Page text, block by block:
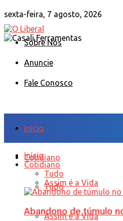
sexta-feira, 7 agosto, 2026
Sobre Nós
Anuncie
Fale Conosco
Início
Cotidiano
Tudo
Assim é a Vida
Início
Cotidiano
Tudo
Assim é a Vida
Abandono de túmulo